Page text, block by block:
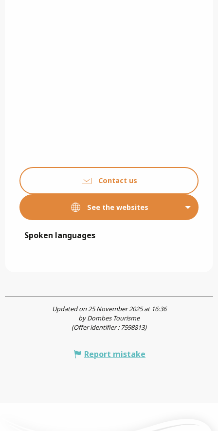
Contact us
See the websites
Spoken languages
Spoken languages
Updated on 25 November 2025 at 16:36
by Dombes Tourisme
(Offer identifier : 7598813)
Report mistake